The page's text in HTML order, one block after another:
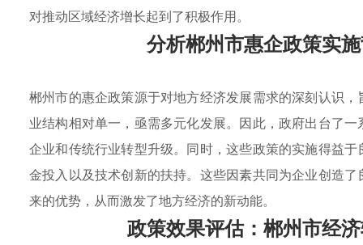
对推动区域经济增长起到了积极作用。
分析郴州市惠企政策实
郴州市的惠企政策源于对地方经济发展需求的深刻认识，
业结构相对单一，亟需多元化发展。因此，政府出台了一
企业和传统行业转型升级。同时，这些政策的实施得益
金投入以及技术创新的扶持。这些因素共同为企业创造
来的优势，从而激发了地方经济的新动能。
政策效果评估：郴州市经